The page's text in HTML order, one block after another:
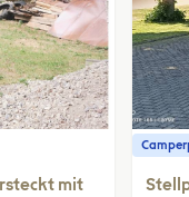
mit